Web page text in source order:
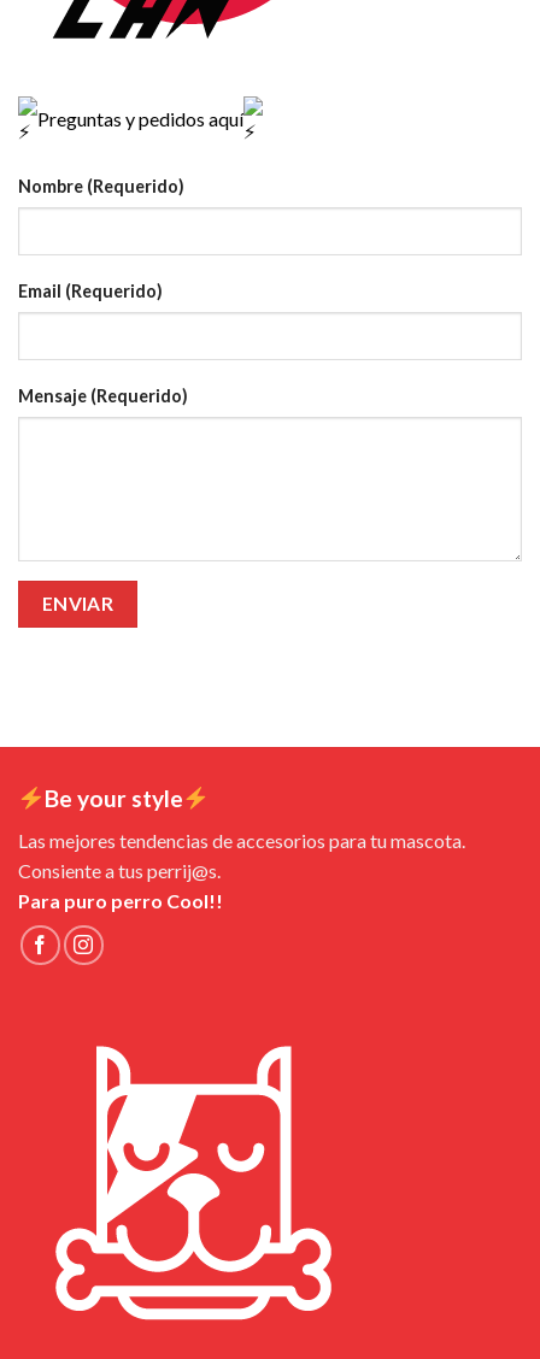
Preguntas y pedidos aquí
Nombre (Requerido)
Email (Requerido)
Mensaje (Requerido)
Be your style
Las mejores tendencias de accesorios para tu mascota.
Consiente a tus perrij@s.
Para puro perro Cool!!